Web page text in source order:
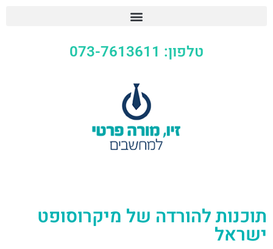
טלפון: 073-7613611
תוכנות להורדה של מיקרוסופט
ישראל